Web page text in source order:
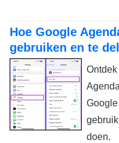
Hoe Google
gebruiken en te
doen.